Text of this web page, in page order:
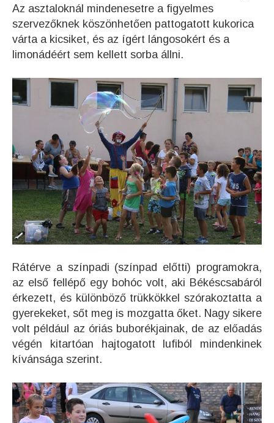
Az asztaloknál mindenesetre a figyelmes
szervezőknek köszönhetően pattogatott kukorica
várta a kicsiket, és az ígért lángosokért és a
limonádéért sem kellett sorba állni.
Rátérve a színpadi (színpad előtti) programokra,
az első fellépő egy bohóc volt, aki Békéscsabáról
érkezett, és különböző trükkökkel szórakoztatta a
gyerekeket, sőt meg is mozgatta őket. Nagy sikere
volt például az óriás buborékjainak, de az előadás
végén kitartóan hajtogatott lufiból mindenkinek
kívánsága szerint.